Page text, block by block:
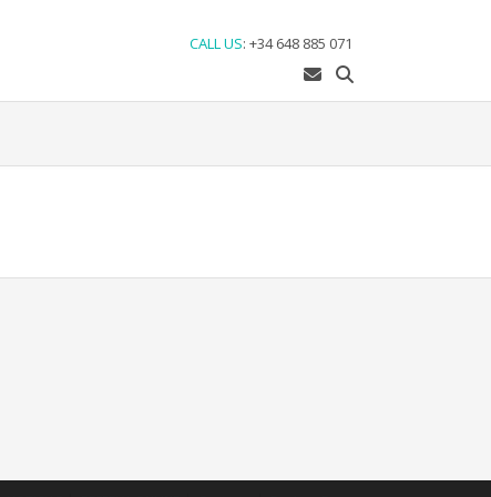
CALL US: +34 648 885 071